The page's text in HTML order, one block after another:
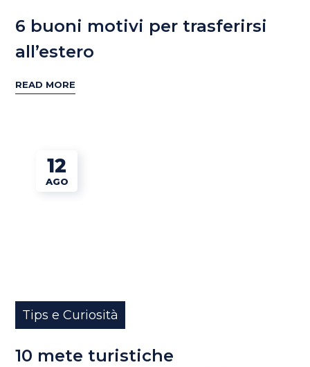
6 buoni motivi per trasferirsi
all’estero
READ MORE
12
AGO
Tips e Curiosità
10 mete turistiche